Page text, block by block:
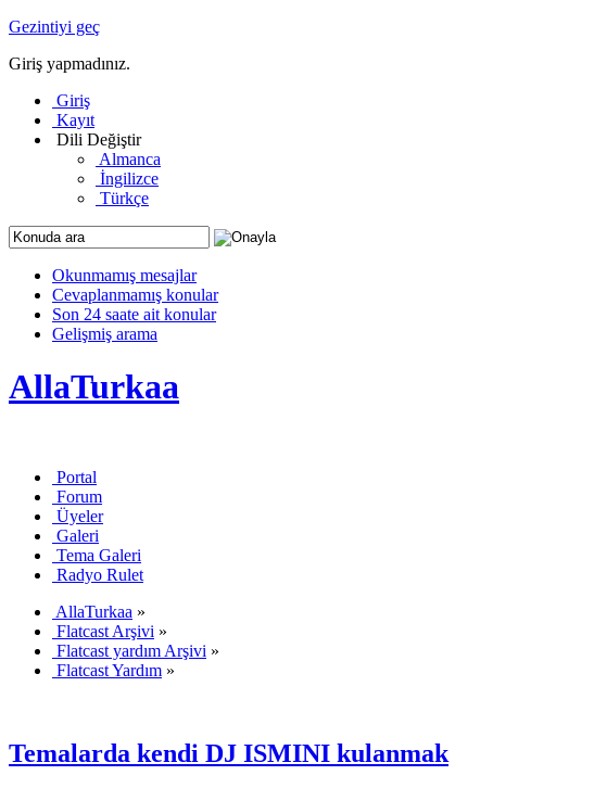
Gezintiyi geç
Giriş yapmadınız.
Giriş
Kayıt
Dili Değiştir
Almanca
İngilizce
Türkçe
Okunmamış mesajlar
Cevaplanmamış konular
Son 24 saate ait konular
Gelişmiş arama
AllaTurkaa
Portal
Forum
Üyeler
Galeri
Tema Galeri
Radyo Rulet
AllaTurkaa »
Flatcast Arşivi »
Flatcast yardım Arşivi »
Flatcast Yardım »
Temalarda kendi DJ ISMINI kulanmak